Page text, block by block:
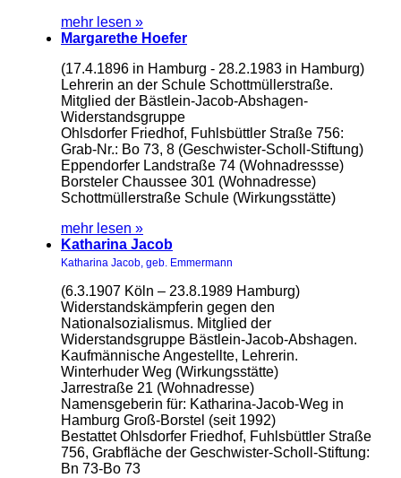
mehr lesen »
Margarethe Hoefer
(17.4.1896 in Hamburg - 28.2.1983 in Hamburg)
Lehrerin an der Schule Schottmüllerstraße.
Mitglied der Bästlein-Jacob-Abshagen-
Widerstandsgruppe
Ohlsdorfer Friedhof, Fuhlsbüttler Straße 756:
Grab-Nr.: Bo 73, 8 (Geschwister-Scholl-Stiftung)
Eppendorfer Landstraße 74 (Wohnadressse)
Borsteler Chaussee 301 (Wohnadresse)
Schottmüllerstraße Schule (Wirkungsstätte)
mehr lesen »
Katharina Jacob
Katharina Jacob, geb. Emmermann
(6.3.1907 Köln – 23.8.1989 Hamburg)
Widerstandskämpferin gegen den
Nationalsozialismus. Mitglied der
Widerstandsgruppe Bästlein-Jacob-Abshagen.
Kaufmännische Angestellte, Lehrerin.
Winterhuder Weg (Wirkungsstätte)
Jarrestraße 21 (Wohnadresse)
Namensgeberin für: Katharina-Jacob-Weg in
Hamburg Groß-Borstel (seit 1992)
Bestattet Ohlsdorfer Friedhof, Fuhlsbüttler Straße
756, Grabfläche der Geschwister-Scholl-Stiftung:
Bn 73-Bo 73